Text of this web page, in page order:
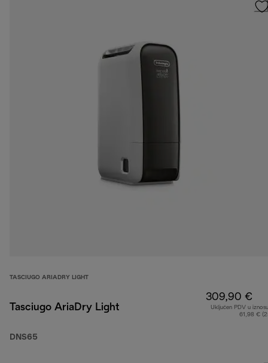
TASCIUGO ARIADRY LIGHT
Tasciugo AriaDry Light
DNS65
309,90 €
Uključen PDV u
61,98 €